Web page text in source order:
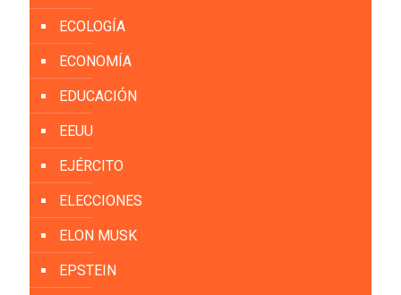
ECOLOGÍA
ECONOMÍA
EDUCACIÓN
EEUU
EJÉRCITO
ELECCIONES
ELON MUSK
EPSTEIN